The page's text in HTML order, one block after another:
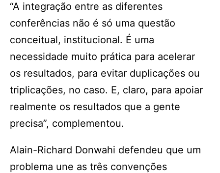
“A integração entre as diferentes
conferências não é só uma questão
conceitual, institucional. É uma
necessidade muito prática para acelerar
os resultados, para evitar duplicações ou
triplicações, no caso. E, claro, para apoiar
realmente os resultados que a gente
precisa”, complementou.
Alain-Richard Donwahi defendeu que um
problema une as três convenções